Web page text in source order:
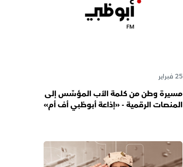
25 فبراير
مسيرة وطن من كلمة الأب المؤسِّس إلى
المنصات الرقمية - «إذاعة أبوظبي أف أم»